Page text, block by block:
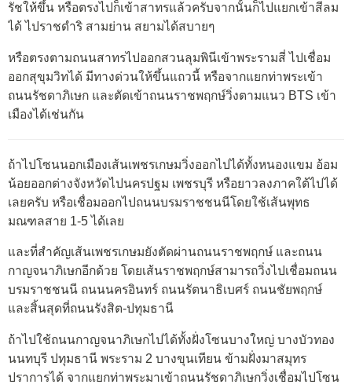
รัชให้ขึ้น หรือตรงไปก็เข้าสาทรแล้วครับจากนั้นก็ไปแยกเข้าสีลม
ได้ ไปราชดำริ สามย่าน สยามได้สบายๆ
หรือตรงตามถนนสาทรไปออกสวนลุมพินีเข้าพระรามสี่ ไปเชื่อม
ออกสุขุมวิทได้ มีทางด่วนให้ขึ้นแถวนี้ หรือจากแยกท่าพระเข้า
ถนนรัชดาภิเษก และตัดเข้าถนนราชพฤกษ์วิ่งตามแนว BTS เข้า
เมืองได้เช่นกัน
ถ้าไปโซนนอกเมืองเส้นเพชรเกษมวิ่งออกไปได้ทั้งหนองแขม อ้อม
น้อยออกต่างจังหวัดไปนครปฐม เพชรบุรี หรือยาวลงภาคใต้ไปได้
เลยครับ หรือเชื่อมออกไปถนนบรมราชชนนีโดยใช้เส้นพุทธ
มณฑลสาย 1-5 ได้เลย
และที่สำคัญเส้นเพชรเกษมยังตัดผ่านถนนราชพฤกษ์ และถนน
กาญจนาภิเษกอีกด้วย โดยเส้นราชพฤกษ์สามารถวิ่งไปเชื่อมถนน
บรมราชชนนี ถนนนครอินทร์ ถนนรัตนาธิเบศร์ ถนนชัยพฤกษ์
และสิ้นสุดที่ถนนรังสิต-ปทุมธานี
ถ้าไปใช้ถนนกาญจนาภิเษกไปได้ทั้งฝั่งโซนบางใหญ่ บางบัวทอง
นนทบุรี ปทุมธานี พระราม 2 บางขุนเทียน ข้ามฝั่งมาสมุทร
ปราการได้ จากแยกท่าพระมาเข้าถนนรัชดาภิเษกวิ่งเชื่อมไปโซน